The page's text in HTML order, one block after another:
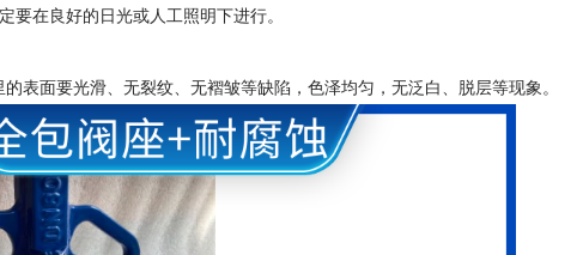
在良好的日光或人工照明下进行。
面要光滑、无裂纹、无褶皱等缺陷，色泽均匀，无泛白、脱层等现象。